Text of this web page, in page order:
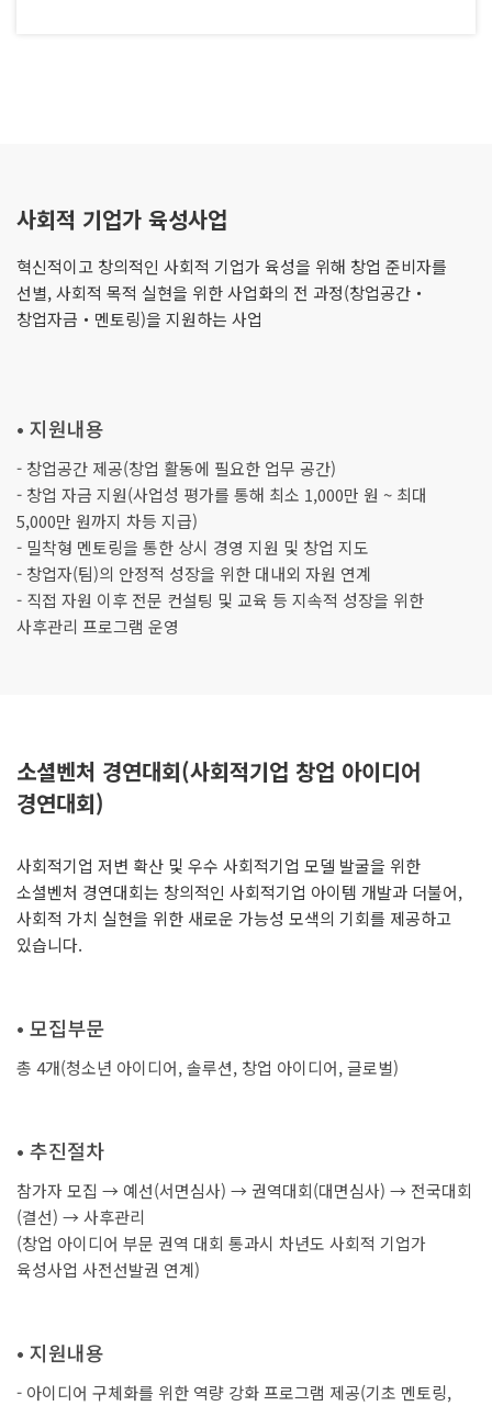
사회적 기업가 육성사업
혁신적이고 창의적인 사회적 기업가 육성을 위해 창업 준비자를
선별, 사회적 목적 실현을 위한 사업화의 전 과정(창업공간・
창업자금・멘토링)을 지원하는 사업
• 지원내용
- 창업공간 제공(창업 활동에 필요한 업무 공간)
- 창업 자금 지원(사업성 평가를 통해 최소 1,000만 원 ~ 최대
5,000만 원까지 차등 지급)
- 밀착형 멘토링을 통한 상시 경영 지원 및 창업 지도
- 창업자(팀)의 안정적 성장을 위한 대내외 자원 연계
- 직접 자원 이후 전문 컨설팅 및 교육 등 지속적 성장을 위한
사후관리 프로그램 운영
소셜벤처 경연대회(사회적기업 창업 아이디어
경연대회)
사회적기업 저변 확산 및 우수 사회적기업 모델 발굴을 위한
소셜벤처 경연대회는 창의적인 사회적기업 아이템 개발과 더불어,
사회적 가치 실현을 위한 새로운 가능성 모색의 기회를 제공하고
있습니다.
• 모집부문
총 4개(청소년 아이디어, 솔루션, 창업 아이디어, 글로벌)
• 추진절차
참가자 모집 → 예선(서면심사) → 권역대회(대면심사) → 전국대회
(결선) → 사후관리
(창업 아이디어 부문 권역 대회 통과시 차년도 사회적 기업가
육성사업 사전선발권 연계)
• 지원내용
- 아이디어 구체화를 위한 역량 강화 프로그램 제공(기초 멘토링,